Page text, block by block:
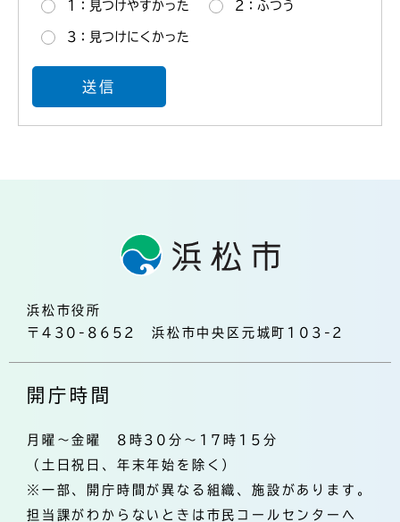
1：見つけやすかった 2：ふつう
3：見つけにくかった
浜松市役所
〒430-8652 浜松市中央区元城町103-2
開庁時間
月曜～金曜 8時30分～17時15分
（土日祝日、年末年始を除く）
※一部、開庁時間が異なる組織、施設があります。
担当課がわからないときは市民コールセンターへ